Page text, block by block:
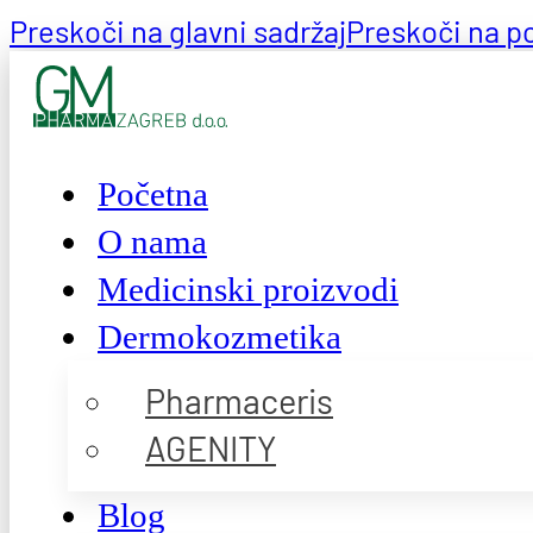
Preskoči na glavni sadržajPreskoči na
Početna
O nama
Medicinski proizvodi
Dermokozmetika
Pharmaceris
AGENITY
Blog